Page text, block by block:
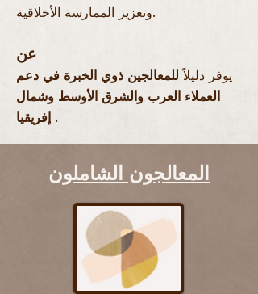
وتعزيز الممارسة الأخلاقية.
عن
يوفر دليلاً للمعالجين ذوي الخبرة في دعم
العملاء العرب والشرق الأوسط وشمال
إفريقيا .
المعالجون الشاملون